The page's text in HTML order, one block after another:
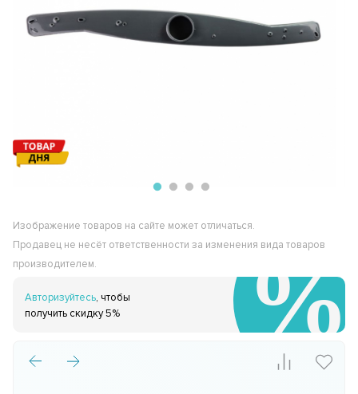
Изображение товаров на сайте может отличаться.
Продавец не несёт ответственности за изменения вида товаров
производителем.
Авторизуйтесь, чтобы
получить скидку 5%